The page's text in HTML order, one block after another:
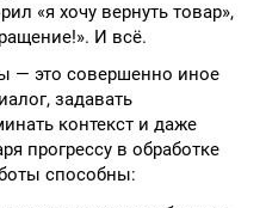
«я хочу вернуть товар»,
И всё.
— это совершенно иное
задавать
контекст и даже
прогрессу в обработке
способны: